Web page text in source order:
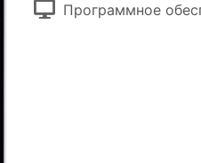
Программное